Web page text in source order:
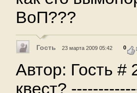
ВоП???
Гость 23 марта 2009 05:42 0
Автор: Гость #
квест?